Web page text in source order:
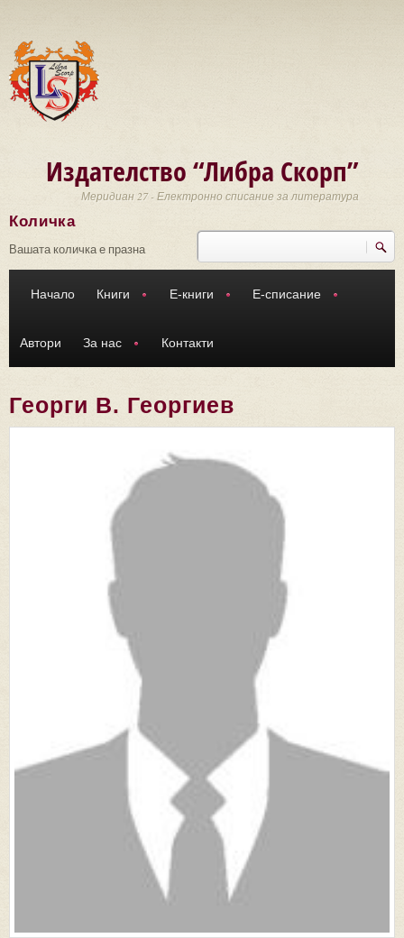
Издателство “Либра Скорп”
Меридиан 27 - Електронно списание за литература
Търси
Количка
Вашата количка е празна
Начало Книги Е-книги Е-списание
Автори За нас Контакти
Георги В. Георгиев